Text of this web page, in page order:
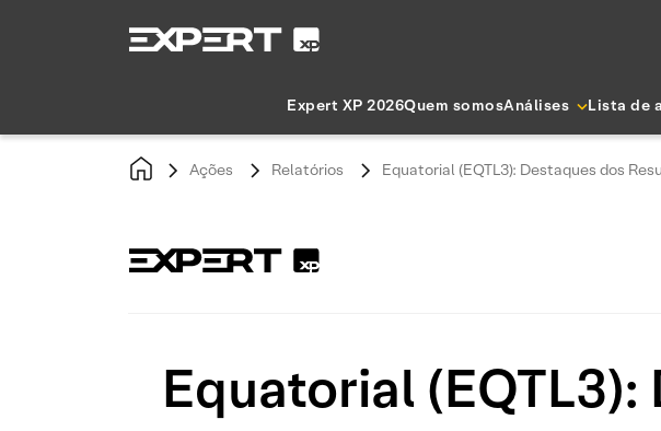
Expert XP 2026Quem somosAnálises Lista de
Ações Relatórios Equatorial (EQTL3): Destaques dos
Equatorial